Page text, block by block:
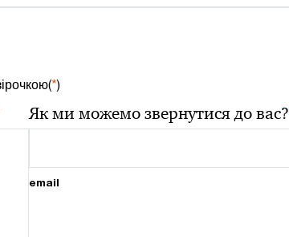
*)
Як ми можемо звернутися до вас?
email